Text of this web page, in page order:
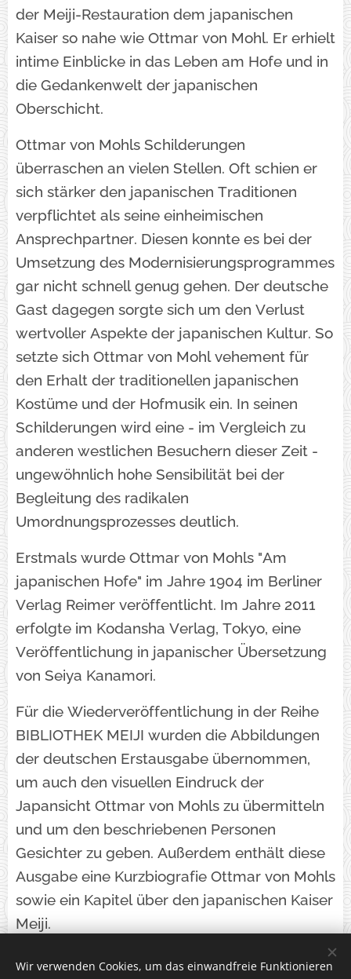
der Meiji-Restauration dem japanischen
Kaiser so nahe wie Ottmar von Mohl. Er erhielt
intime Einblicke in das Leben am Hofe und in
die Gedankenwelt der japanischen
Oberschicht.
Ottmar von Mohls Schilderungen
überraschen an vielen Stellen. Oft schien er
sich stärker den japanischen Traditionen
verpflichtet als seine einheimischen
Ansprechpartner. Diesen konnte es bei der
Umsetzung des Modernisierungsprogrammes
gar nicht schnell genug gehen. Der deutsche
Gast dagegen sorgte sich um den Verlust
wertvoller Aspekte der japanischen Kultur. So
setzte sich Ottmar von Mohl vehement für
den Erhalt der traditionellen japanischen
Kostüme und der Hofmusik ein. In seinen
Schilderungen wird eine - im Vergleich zu
anderen westlichen Besuchern dieser Zeit -
ungewöhnlich hohe Sensibilität bei der
Begleitung des radikalen
Umordnungsprozesses deutlich.
Erstmals wurde Ottmar von Mohls "Am
japanischen Hofe" im Jahre 1904 im Berliner
Verlag Reimer veröffentlicht. Im Jahre 2011
erfolgte im Kodansha Verlag, Tokyo, eine
Veröffentlichung in japanischer Übersetzung
von Seiya Kanamori.
Für die Wiederveröffentlichung in der Reihe
BIBLIOTHEK MEIJI wurden die Abbildungen
der deutschen Erstausgabe übernommen,
um auch den visuellen Eindruck der
Japansicht Ottmar von Mohls zu übermitteln
und um den beschriebenen Personen
Gesichter zu geben. Außerdem enthält diese
Ausgabe eine Kurzbiografie Ottmar von Mohls
sowie ein Kapitel über den japanischen Kaiser
Meiji.
Wir verwenden Cookies, um das einwandfreie Funktionieren